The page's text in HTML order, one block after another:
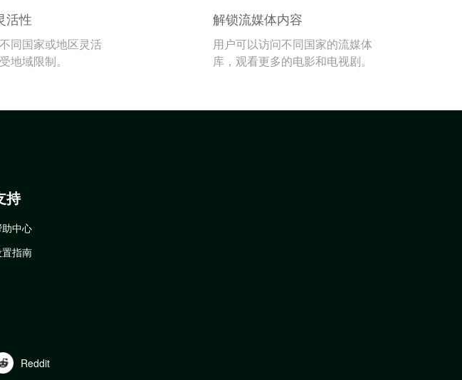
活性
同国家或地区灵活
地域限制。
解锁流媒体内容
用户可以访问不同国家的流媒体
库，观看更多的电影和电视剧。
持
中心
指南
Reddit